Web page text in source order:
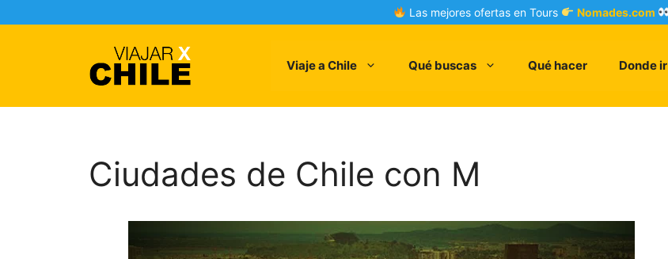
to
Las mejores ofertas en Tours Nomades.com
Viaje a Chile Qué buscas Qué hacer Donde ir
Ciudades de Chile con M